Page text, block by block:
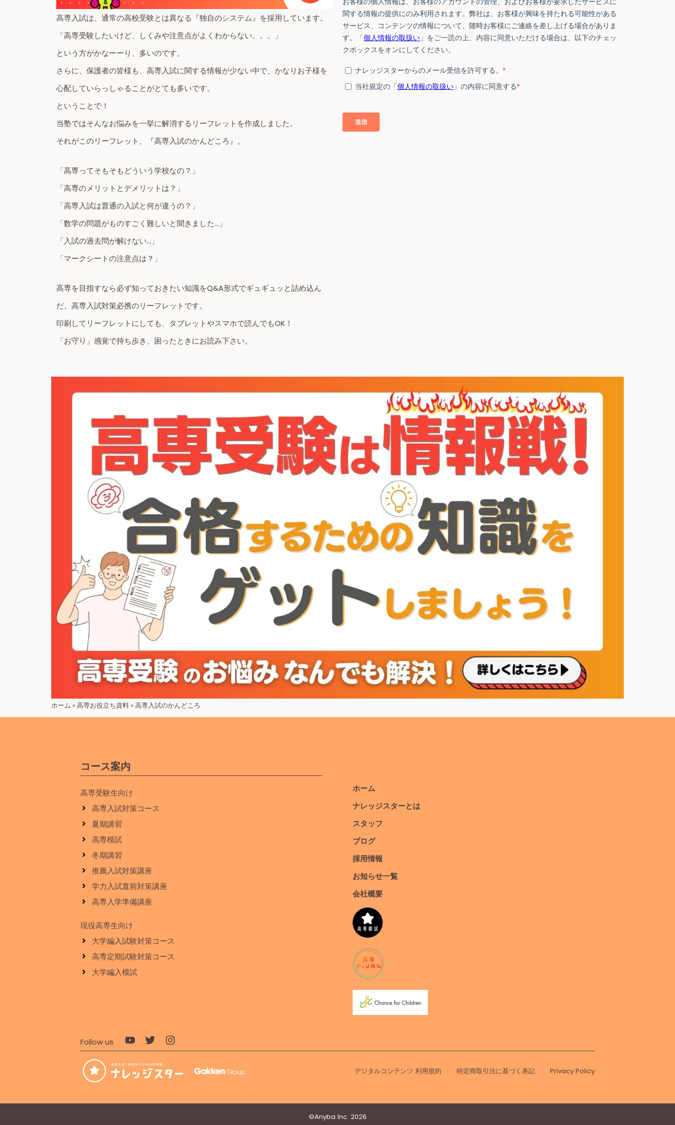
高専入試は、通常の高校受験とは異なる『独自のシステム』を採用しています。
「高専受験したいけど、しくみや注意点がよくわからない。。。」
という方がかなーーり、多いのです。
さらに、保護者の皆様も、高専入試に関する情報が少ない中で、 かなりお子様を
心配していらっしゃることがとても多いです。
ということで！
当塾ではそんなお悩みを一挙に解消するリーフレットを作成しました。
それがこのリーフレット、『高専入試のかんどころ』。
「高専ってそもそもどういう学校なの？」
「高専のメリットとデメリットは？」
「高専入試は普通の入試と何が違うの？」
「数学の問題がものすごく難しいと聞きました…」
「入試の過去問が解けない…」
「マークシートの注意点は？」
高専を目指すなら必ず知っておきたい知識をQ&A形式でギュギュッと詰め込ん
だ、高専入試対策必携のリーフレットです。
印刷してリーフレットにしても、タブレットやスマホで読んでもOK！
「お守り」感覚で持ち歩き、困ったときにお読み下さい。
ホーム » 高専お役立ち資料 » 高専入試のかんどころ
コース案内
高専受験生向け
高専入試対策コース
夏期講習
高専模試
冬期講習
推薦入試対策講座
学力入試直前対策講座
高専入学準備講座
現役高専生向け
大学編入試験対策コース
高専定期試験対策コース
大学編入模試
ホーム
ナレッジスターとは
スタッフ
ブログ
採用情報
お知らせ一覧
会社概要
Follow us
デジタルコンテンツ 利用規約 特定商取引法に基づく表記 Privacy Policy
©︎Anyba Inc. 2026